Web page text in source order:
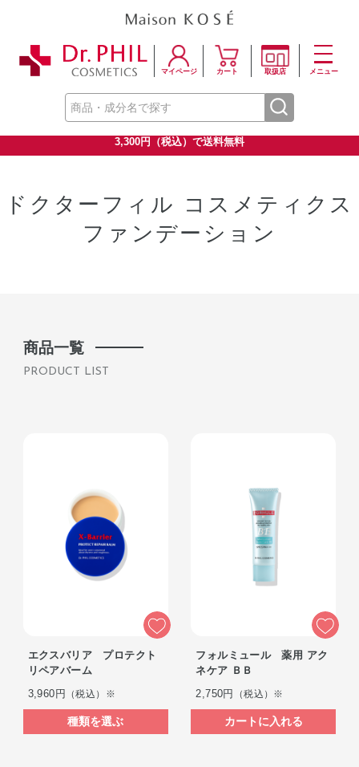
マイページ カート 取扱店 メニュー
3,300円（税込）で送料無料
ドクターフィル コスメティクス
ファンデーション
商品一覧
PRODUCT LIST
エクスバリア プロテクト
リペアバーム
3,960円
（税込）※
種類を選ぶ
フォルミュール 薬用 アク
ネケア ＢＢ
2,750円
（税込）※
カートに入れる